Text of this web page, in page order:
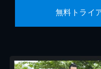
無料トライ